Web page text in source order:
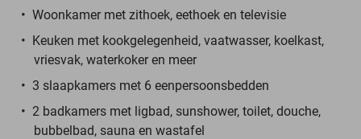
Woonkamer met zithoek, eethoek en televisie
Keuken met kookgelegenheid, vaatwasser, koelkast,
vriesvak, waterkoker en meer
3 slaapkamers met 6 eenpersoonsbedden
2 badkamers met ligbad, sunshower, toilet, douche,
bubbelbad, sauna en wastafel